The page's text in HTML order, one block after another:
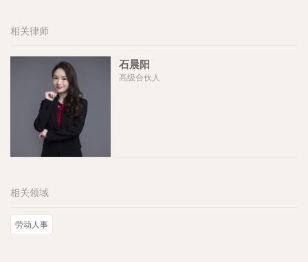
相关律师
石晨阳
高级合伙人
相关领域
劳动人事